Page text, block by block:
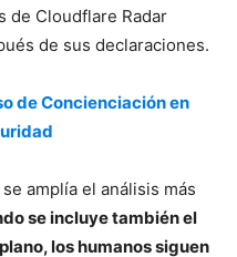
de Cloudflare Radar
de sus declaraciones.
de Concienciación en
amplía el análisis más
se incluye también el
los humanos siguen